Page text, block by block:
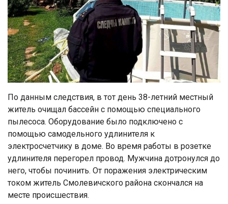
По данным следствия, в тот день 38-летний местный
житель очищал бассейн с помощью специального
пылесоса. Оборудование было подключено с
помощью самодельного удлинителя к
электросчетчику в доме. Во время работы в розетке
удлинителя перегорел провод. Мужчина дотронулся до
него, чтобы починить. От поражения электрическим
током житель Смолевичского района скончался на
месте происшествия.